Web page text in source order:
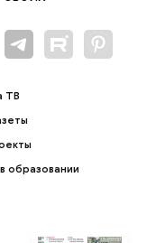
ТВ
образовании